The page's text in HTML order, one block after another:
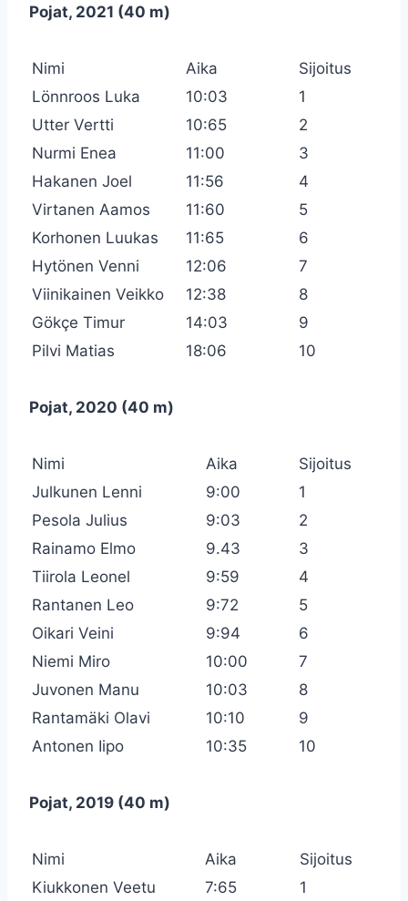
Pojat, 2021 (40 m)
Nimi Aika
Sijoitus
Lönnroos Luka
10:03
1
Utter Vertti
10:65
2
Nurmi Enea
11:00
3
Hakanen Joel
11:56
4
Virtanen Aamos
11:60
5
Korhonen Luukas
11:65
6
Hytönen Venni
12:06
7
Viinikainen Veikko
12:38
8
Gökçe Timur
14:03
9
Pilvi Matias
18:06 10
Pojat, 2020 (40 m)
Nimi Aika
Sijoitus
Julkunen Lenni
9:00
1
Pesola Julius
9:03
2
Rainamo Elmo
9.43
3
Tiirola Leonel
9:59
4
Rantanen Leo
9:72
5
Oikari Veini
9:94
6
Niemi Miro
10:00
7
Juvonen Manu
10:03
8
Rantamäki Olavi
10:10
9
Antonen Iipo
10:35 10
Pojat, 2019 (40 m)
Nimi Aika
Sijoitus
Kiukkonen Veetu
7:65
1